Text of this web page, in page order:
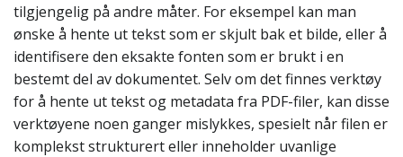
tilgjengelig på andre måter. For eksempel kan man
ønske å hente ut tekst som er skjult bak et bilde, eller å
identifisere den eksakte fonten som er brukt i en
bestemt del av dokumentet. Selv om det finnes verktøy
for å hente ut tekst og metadata fra PDF-filer, kan disse
verktøyene noen ganger mislykkes, spesielt når filen er
komplekst strukturert eller inneholder uvanlige